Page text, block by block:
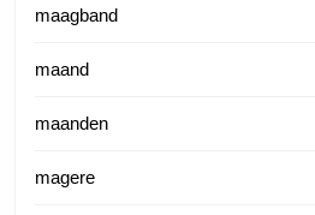
maagband
maand
maanden
magere